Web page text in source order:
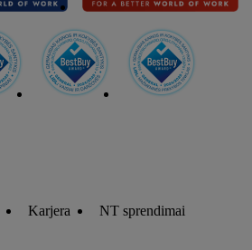
Karjera NT sprendimai